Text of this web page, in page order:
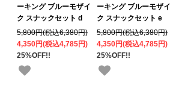
ーキング ブルーモザイ
ク スナックセット d
5,800円(税込6,380円)
4,350円(税込4,785円)
25%OFF!!
ーキング ブルーモザイ
ク スナックセット e
5,800円(税込6,380円)
4,350円(税込4,785円)
25%OFF!!